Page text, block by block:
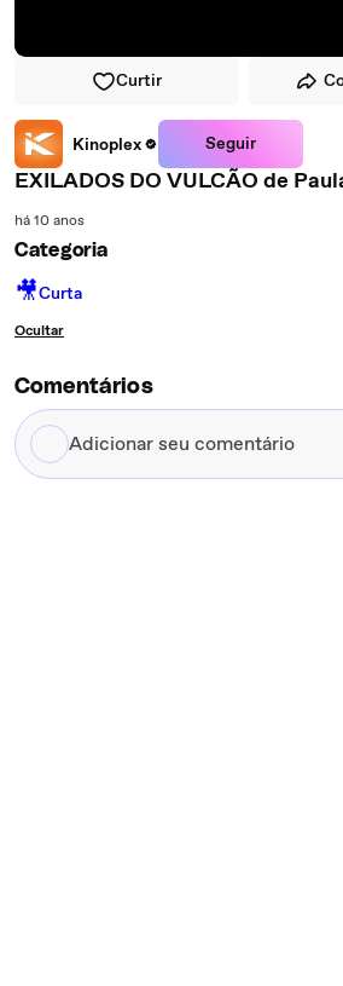
Curtir
Kinoplex Seguir
EXILADOS DO VULCÃO de
há 10 anos
Categoria
🎥Curta
Ocultar
Comentários
Adicionar
seu